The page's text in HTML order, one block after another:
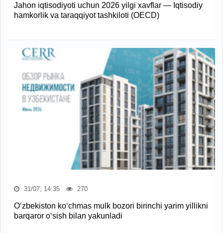
Jahon iqtisodiyoti uchun 2026 yilgi xavflar — Iqtisodiy
hamkorlik va taraqqiyot tashkiloti (OECD)
31/07, 14:35 270
O‘zbekiston ko‘chmas mulk bozori birinchi yarim yillikni
barqaror o‘sish bilan yakunladi